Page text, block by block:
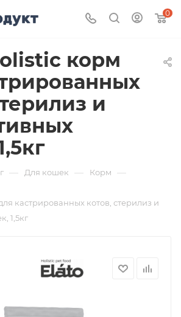
0
корм
и
— Для кошек — Корм —
кастрированных котов, стерилиз и
1,5кг